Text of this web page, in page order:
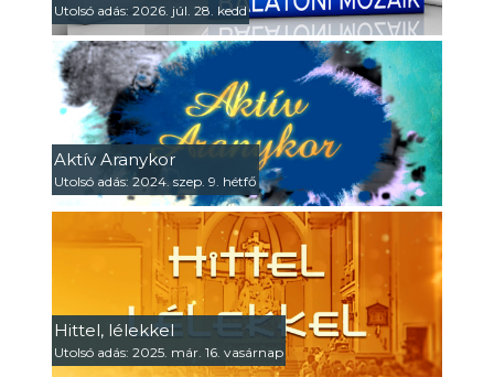
Utolsó adás: 2026. júl. 28. kedd
Aktív Aranykor
Utolsó adás: 2024. szep. 9. hétfő
Hittel, lélekkel
Utolsó adás: 2025. már. 16. vasárnap